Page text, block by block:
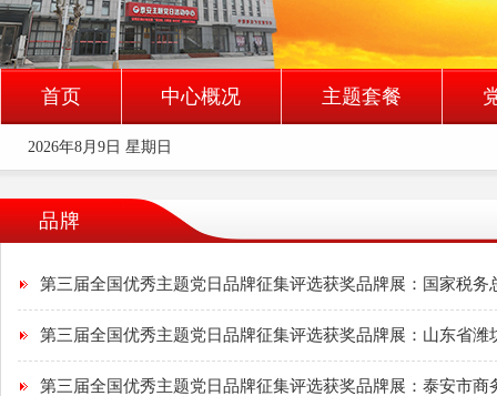
首页 中心概况 主题套餐
2026年8月9日 星期日
品牌
第三届全国优秀主题党日品牌征集评选获奖品牌展：国家税务
第三届全国优秀主题党日品牌征集评选获奖品牌展：山东省潍
第三届全国优秀主题党日品牌征集评选获奖品牌展：泰安市商